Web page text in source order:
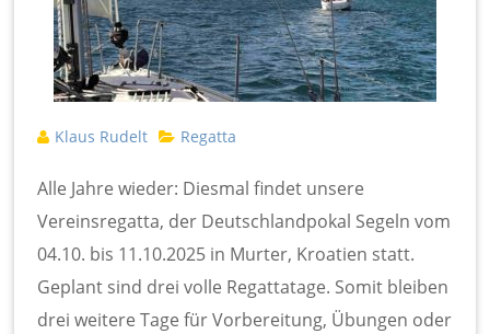
Klaus Rudelt Regatta
Alle Jahre wieder: Diesmal findet unsere
Vereinsregatta, der Deutschlandpokal Segeln vom
04.10. bis 11.10.2025 in Murter, Kroatien statt.
Geplant sind drei volle Regattatage. Somit bleiben
drei weitere Tage für Vorbereitung, Übungen oder